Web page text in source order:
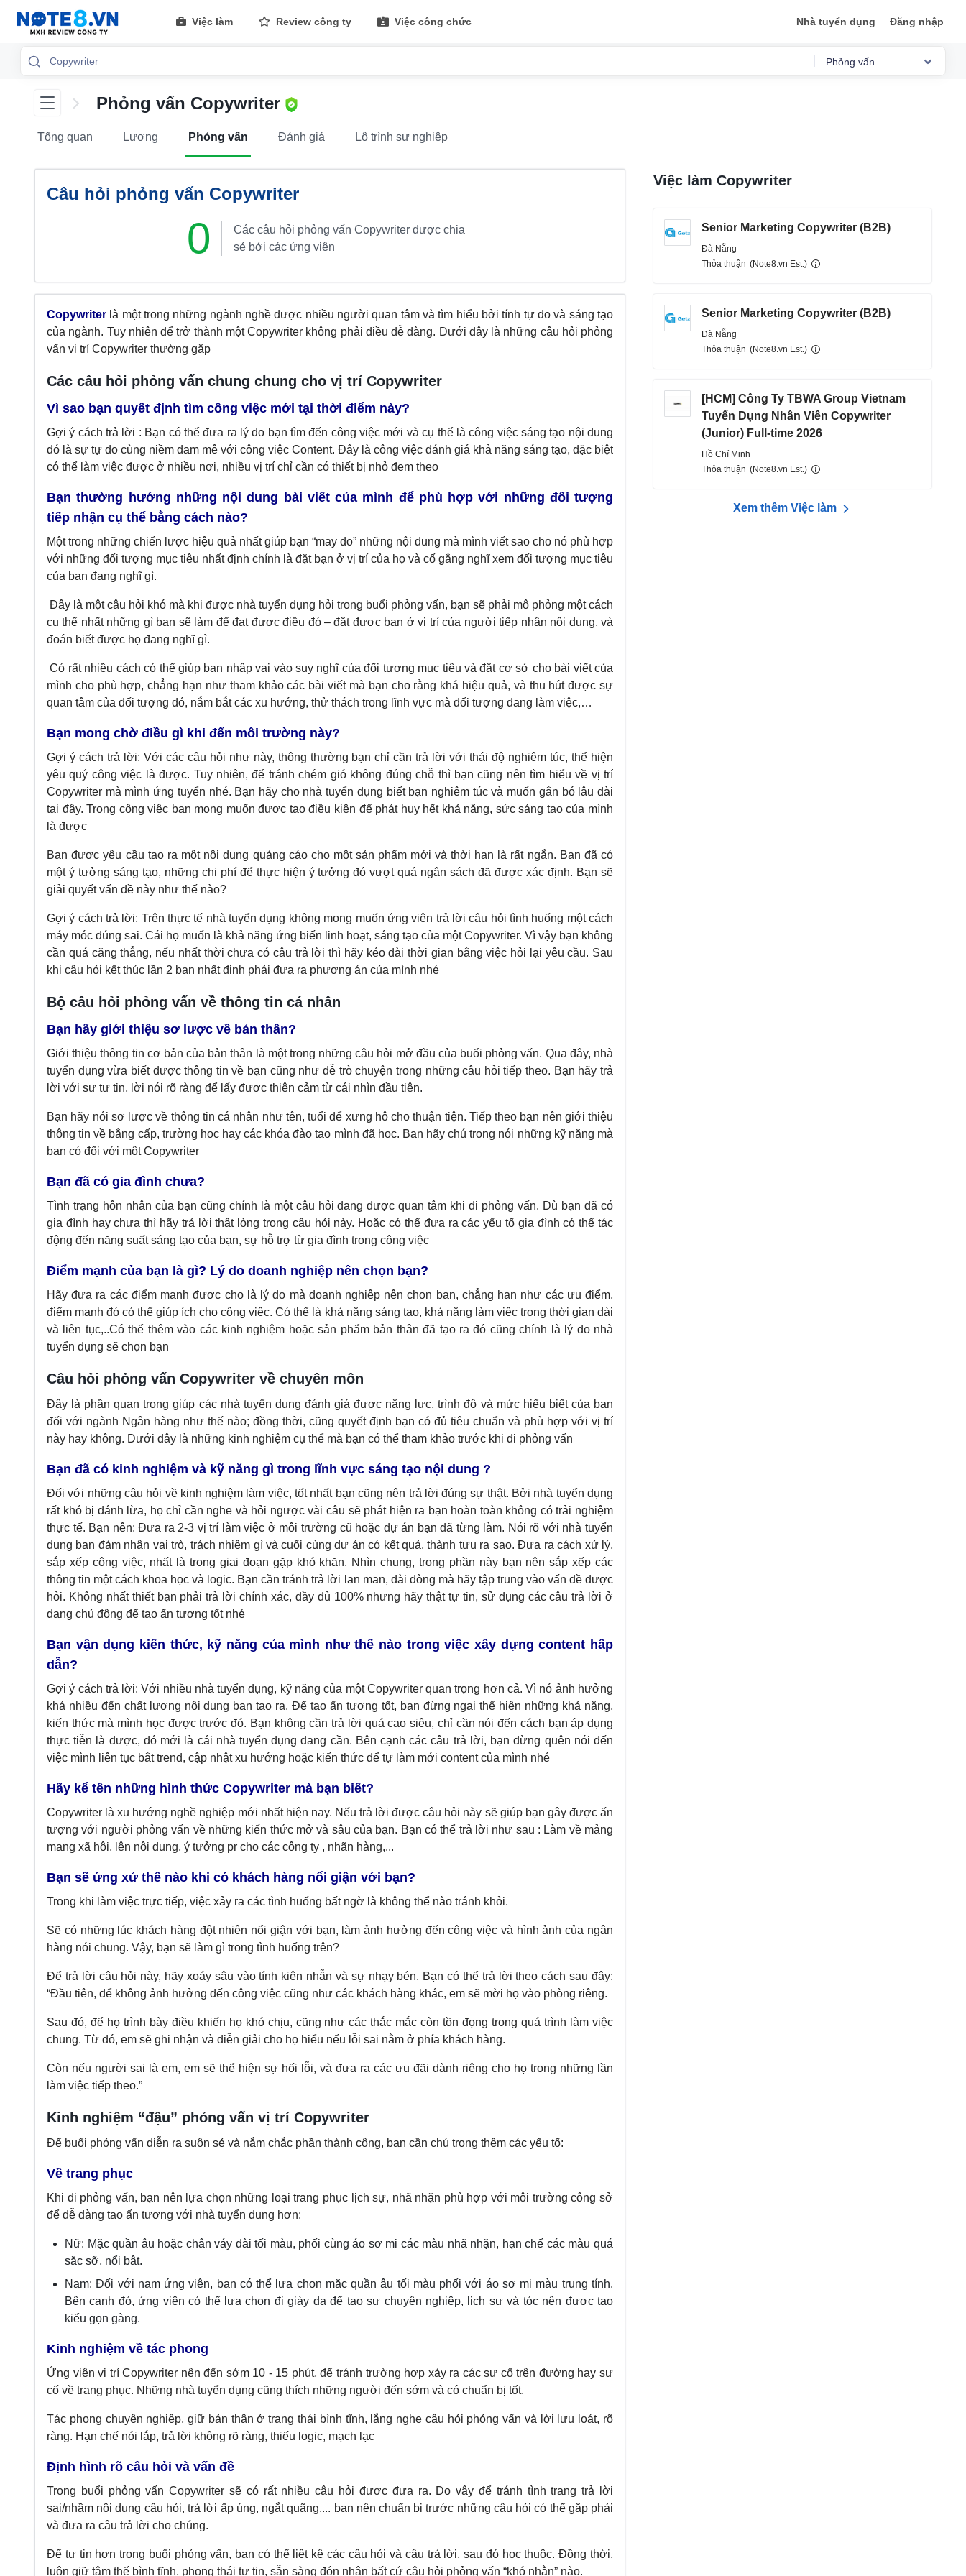
Việc làm Review công ty Việc công chức Nhà tuyển dụng Đăng nhập
Phỏng vấn
Phỏng vấn Copywriter
Tổng quan Lương Phỏng vấn Đánh giá Lộ trình sự nghiệp
Câu hỏi phỏng vấn Copywriter
0
Các câu hỏi phỏng vấn Copywriter được chia
sẻ bởi các ứng viên
Copywriter là một trong những ngành nghề được nhiều người quan tâm và tìm hiểu bởi tính tự do và sáng tạo
của ngành. Tuy nhiên để trở thành mộtCopywriter không phải điều dễ dàng. Dưới đây là những câu hỏi phỏng
vấn vị trí Copywriter thường gặp
Các câu hỏi phỏng vấn chung chung cho vị trí Copywriter
Vì sao bạn quyết định tìm công việc mới tại thời điểm này?
Gợi ý cách trả lời : Bạn có thể đưa ra lý do bạn tìm đến công việc mới và cụ thể là công việc sáng tạo nội dung
đó là sự tự do cùng niềm đam mê với công việc Content. Đây là công việc đánh giá khả năng sáng tạo, đặc biệt
có thể làm việc được ở nhiều nơi, nhiều vị trí chỉ cần có thiết bị nhỏ đem theo
Bạn thường hướng những nội dung bài viết của mình để phù hợp với những đối tượng
tiếp nhận cụ thể bằng cách nào?
Một trong những chiến lược hiệu quả nhất giúp bạn “may đo” những nội dung mà mình viết sao cho nó phù hợp
với những đối tượng mục tiêu nhất định chính là đặt bạn ở vị trí của họ và cố gắng nghĩ xem đối tượng mục tiêu
của bạn đang nghĩ gì.
Đây là một câu hỏi khó mà khi được nhà tuyển dụng hỏi trong buổi phỏng vấn, bạn sẽ phải mô phỏng một cách
cụ thể nhất những gì bạn sẽ làm để đạt được điều đó – đặt được bạn ở vị trí của người tiếp nhận nội dung, và
đoán biết được họ đang nghĩ gì.
Có rất nhiều cách có thể giúp bạn nhập vai vào suy nghĩ của đối tượng mục tiêu và đặt cơ sở cho bài viết của
mình cho phù hợp, chẳng hạn như tham khảo các bài viết mà bạn cho rằng khá hiệu quả, và thu hút được sự
quan tâm của đối tượng đó, nắm bắt các xu hướng, thử thách trong lĩnh vực mà đối tượng đang làm việc,…
Bạn mong chờ điều gì khi đến môi trường này?
Gợi ý cách trả lời: Với các câu hỏi như này, thông thường bạn chỉ cần trả lời với thái độ nghiêm túc, thể hiện
yêu quý công việc là được. Tuy nhiên, để tránh chém gió không đúng chỗ thì bạn cũng nên tìm hiểu về vị trí
Copywriter mà mình ứng tuyển nhé. Bạn hãy cho nhà tuyển dụng biết bạn nghiêm túc và muốn gắn bó lâu dài
tại đây. Trong công việc bạn mong muốn được tạo điều kiện để phát huy hết khả năng, sức sáng tạo của mình
là được
Bạn được yêu cầu tạo ra một nội dung quảng cáo cho một sản phẩm mới và thời hạn là rất ngắn. Bạn đã có
một ý tưởng sáng tạo, những chi phí để thực hiện ý tưởng đó vượt quá ngân sách đã được xác định. Bạn sẽ
giải quyết vấn đề này như thế nào?
Gợi ý cách trả lời: Trên thực tế nhà tuyển dụng không mong muốn ứng viên trả lời câu hỏi tình huống một cách
máy móc đúng sai. Cái họ muốn là khả năng ứng biến linh hoạt, sáng tạo của một Copywriter. Vì vậy bạn không
cần quá căng thẳng, nếu nhất thời chưa có câu trả lời thì hãy kéo dài thời gian bằng việc hỏi lại yêu cầu. Sau
khi câu hỏi kết thúc lần 2 bạn nhất định phải đưa ra phương án của mình nhé
Bộ câu hỏi phỏng vấn về thông tin cá nhân
Bạn hãy giới thiệu sơ lược về bản thân?
Giới thiệu thông tin cơ bản của bản thân là một trong những câu hỏi mở đầu của buổi phỏng vấn. Qua đây, nhà
tuyển dụng vừa biết được thông tin về bạn cũng như dễ trò chuyện trong những câu hỏi tiếp theo. Bạn hãy trả
lời với sự tự tin, lời nói rõ ràng để lấy được thiện cảm từ cái nhìn đầu tiên.
Bạn hãy nói sơ lược về thông tin cá nhân như tên, tuổi để xưng hô cho thuận tiện. Tiếp theo bạn nên giới thiệu
thông tin về bằng cấp, trường học hay các khóa đào tạo mình đã học. Bạn hãy chú trọng nói những kỹ năng mà
bạn có đối với một Copywriter
Bạn đã có gia đình chưa?
Tình trạng hôn nhân của bạn cũng chính là một câu hỏi đang được quan tâm khi đi phỏng vấn. Dù bạn đã có
gia đình hay chưa thì hãy trả lời thật lòng trong câu hỏi này. Hoặc có thể đưa ra các yếu tố gia đình có thể tác
động đến năng suất sáng tạo của bạn, sự hỗ trợ từ gia đình trong công việc
Điểm mạnh của bạn là gì? Lý do doanh nghiệp nên chọn bạn?
Hãy đưa ra các điểm mạnh được cho là lý do mà doanh nghiệp nên chọn bạn, chẳng hạn như các ưu điểm,
điểm mạnh đó có thể giúp ích cho công việc. Có thể là khả năng sáng tạo, khả năng làm việc trong thời gian dài
và liên tục,..Có thể thêm vào các kinh nghiệm hoặc sản phẩm bản thân đã tạo ra đó cũng chính là lý do nhà
tuyển dụng sẽ chọn bạn
Câu hỏi phỏng vấn Copywriter về chuyên môn
Đây là phần quan trọng giúp các nhà tuyển dụng đánh giá được năng lực, trình độ và mức hiểu biết của bạn
đối với ngành Ngân hàng như thế nào; đồng thời, cũng quyết định bạn có đủ tiêu chuẩn và phù hợp với vị trí
này hay không. Dưới đây là những kinh nghiệm cụ thể mà bạn có thể tham khảo trước khi đi phỏng vấn
Bạn đã có kinh nghiệm và kỹ năng gì trong lĩnh vực sáng tạo nội dung ?
Đối với những câu hỏi về kinh nghiệm làm việc, tốt nhất bạn cũng nên trả lời đúng sự thật. Bởi nhà tuyển dụng
rất khó bị đánh lừa, họ chỉ cần nghe và hỏi ngược vài câu sẽ phát hiện ra bạn hoàn toàn không có trải nghiệm
thực tế. Bạn nên: Đưa ra 2-3 vị trí làm việc ở môi trường cũ hoặc dự án bạn đã từng làm. Nói rõ với nhà tuyển
dụng bạn đảm nhận vai trò, trách nhiệm gì và cuối cùng dự án có kết quả, thành tựu ra sao. Đưa ra cách xử lý,
sắp xếp công việc, nhất là trong giai đoạn gặp khó khăn. Nhìn chung, trong phần này bạn nên sắp xếp các
thông tin một cách khoa học và logic. Bạn cần tránh trả lời lan man, dài dòng mà hãy tập trung vào vấn đề được
hỏi. Không nhất thiết bạn phải trả lời chính xác, đầy đủ 100% nhưng hãy thật tự tin, sử dụng các câu trả lời ở
dạng chủ động để tạo ấn tượng tốt nhé
Bạn vận dụng kiến thức, kỹ năng của mình như thế nào trong việc xây dựng content hấp
dẫn?
Gợi ý cách trả lời: Với nhiều nhà tuyển dụng, kỹ năng của mộtCopywriterquan trọng hơn cả. Vì nó ảnh hưởng
khá nhiều đến chất lượng nội dung bạn tạo ra. Để tạo ấn tượng tốt, bạn đừng ngại thể hiện những khả năng,
kiến thức mà mình học được trước đó. Bạn không cần trả lời quá cao siêu, chỉ cần nói đến cách bạn áp dụng
thực tiễn là được, đó mới là cái nhà tuyển dụng đang cần. Bên cạnh các câu trả lời, bạn đừng quên nói đến
việc mình liên tục bắt trend, cập nhật xu hướng hoặc kiến thức để tự làm mới content của mình nhé
Hãy kể tên những hình thức Copywriter mà bạn biết?
Copywriter là xu hướng nghề nghiệp mới nhất hiện nay. Nếu trả lời được câu hỏi này sẽ giúp bạn gây được ấn
tượng với người phỏng vấn về những kiến thức mở và sâu của bạn. Bạn có thể trả lời như sau : Làm về mảng
mạng xã hội, lên nội dung, ý tưởng pr cho các công ty , nhãn hàng,...
Bạn sẽ ứng xử thế nào khi có khách hàng nổi giận với bạn?
Trong khi làm việc trực tiếp, việc xảy ra các tình huống bất ngờ là không thể nào tránh khỏi.
Sẽ có những lúc khách hàng đột nhiên nổi giận với bạn, làm ảnh hưởng đến công việc và hình ảnh của ngân
hàng nói chung. Vậy, bạn sẽ làm gì trong tình huống trên?
Để trả lời câu hỏi này, hãy xoáy sâu vào tính kiên nhẫn và sự nhạy bén. Bạn có thể trả lời theo cách sau đây:
“Đầu tiên, để không ảnh hưởng đến công việc cũng như các khách hàng khác, em sẽ mời họ vào phòng riêng.
Sau đó, để họ trình bày điều khiến họ khó chịu, cũng như các thắc mắc còn tồn đọng trong quá trình làm việc
chung. Từ đó, em sẽ ghi nhận và diễn giải cho họ hiểu nếu lỗi sai nằm ở phía khách hàng.
Còn nếu người sai là em, em sẽ thể hiện sự hối lỗi, và đưa ra các ưu đãi dành riêng cho họ trong những lần
làm việc tiếp theo.”
Kinh nghiệm “đậu” phỏng vấn vị trí Copywriter
Để buổi phỏng vấn diễn ra suôn sẻ và nắm chắc phần thành công, bạn cần chú trọng thêm các yếu tố:
Về trang phục
Khi đi phỏng vấn, bạn nên lựa chọn những loại trang phục lịch sự, nhã nhặn phù hợp với môi trường công sở
để dễ dàng tạo ấn tượng với nhà tuyển dụng hơn:
Nữ: Mặc quần âu hoặc chân váy dài tối màu, phối cùng áo sơ mi các màu nhã nhặn, hạn chế các màu quá
sặc sỡ, nổi bật.
Nam: Đối với nam ứng viên, bạn có thể lựa chọn mặc quần âu tối màu phối với áo sơ mi màu trung tính.
Bên cạnh đó, ứng viên có thể lựa chọn đi giày da để tạo sự chuyên nghiệp, lịch sự và tóc nên được tạo
kiểu gọn gàng.
Kinh nghiệm về tác phong
Ứng viên vị trí Copywriter nên đến sớm 10 - 15 phút, để tránh trường hợp xảy ra các sự cố trên đường hay sự
cố về trang phục. Những nhà tuyển dụng cũng thích những người đến sớm và có chuẩn bị tốt.
Tác phong chuyên nghiệp, giữ bản thân ở trạng thái bình tĩnh, lắng nghe câu hỏi phỏng vấn và lời lưu loát, rõ
ràng. Hạn chế nói lắp, trả lời không rõ ràng, thiếu logic, mạch lạc
Định hình rõ câu hỏi và vấn đề
Trong buổi phỏng vấnCopywriter sẽ có rất nhiều câu hỏi được đưa ra. Do vậy để tránh tình trạng trả lời
sai/nhầm nội dung câu hỏi, trả lời ấp úng, ngắt quãng,... bạn nên chuẩn bị trước những câu hỏi có thể gặp phải
và đưa ra câu trả lời cho chúng.
Để tự tin hơn trong buổi phỏng vấn, bạn có thể liệt kê các câu hỏi và câu trả lời, sau đó học thuộc. Đồng thời,
luôn giữ tâm thế bình tĩnh, phong thái tự tin, sẵn sàng đón nhận bất cứ câu hỏi phỏng vấn “khó nhằn” nào.
Việc làm Copywriter
Senior Marketing Copywriter (B2B)
Đà Nẵng
Thỏa thuận (Note8.vn Est.)
Senior Marketing Copywriter (B2B)
Đà Nẵng
Thỏa thuận (Note8.vn Est.)
[HCM] Công Ty TBWA Group Vietnam
Tuyển Dụng Nhân Viên Copywriter
(Junior) Full-time 2026
Hồ Chí Minh
Thỏa thuận (Note8.vn Est.)
Xem thêm Việc làm